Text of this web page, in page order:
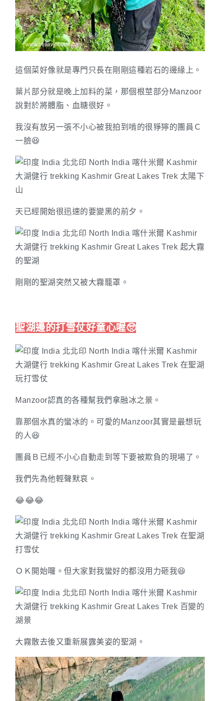
這個菜好像就是專門只長在剛剛這種岩石的邊緣上。
葉片部分就是晚上加料的菜，那個根莖部分Manzoor
說對於將體脂、血糖很好。
我沒有放另一張不小心被我拍到啃的很猙獰的團員Ｃ
一臉😆
天已經開始很迅速的要變黑的前夕。
剛剛的聖湖突然又被大霧籠罩。
聖湖邊的打雪仗好童心喔🥺
Manzoor認真的各種幫我們拿融冰之景。
靠那個水真的蠻冰的。可愛的Manzoor其實是最想玩
的人😆
團員Ｂ已經不小心自動走到等下要被欺負的現場了。
我們先為他輕聲默哀。
😂😂😂
ＯＫ開始囉。但大家對我蠻好的都沒用力砸我😆
大霧散去後又重新展露美姿的聖湖。